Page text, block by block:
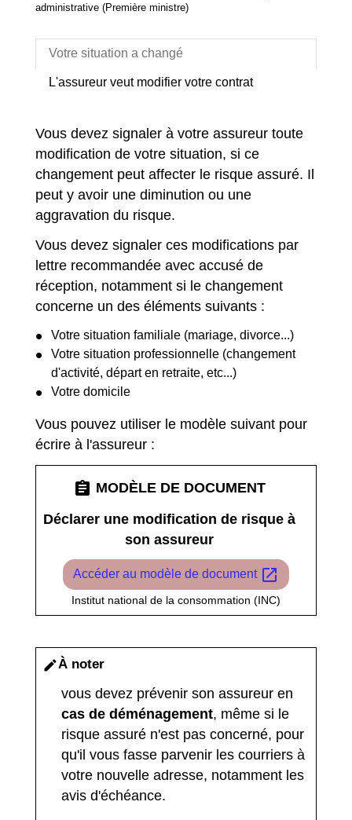
administrative (Première ministre)
Votre situation a changé
L'assureur veut modifier votre contrat
Vous devez signaler à votre assureur toute
modification de votre situation, si ce
changement peut affecter le risque assuré. Il
peut y avoir une diminution ou une
aggravation du risque.
Vous devez signaler ces modifications par
lettre recommandée avec accusé de
réception, notamment si le changement
concerne un des éléments suivants :
Votre situation familiale (mariage, divorce...)
Votre situation professionnelle (changement
d'activité, départ en retraite, etc...)
Votre domicile
Vous pouvez utiliser le modèle suivant pour
écrire à l'assureur :
assignment MODÈLE DE DOCUMENT
Déclarer une modification de risque à
son assureur
Accéder au modèle de document open_in_new
Institut national de la consommation (INC)
editÀ noter
vous devez prévenir son assureur en
cas de déménagement, même si le
risque assuré n'est pas concerné, pour
qu'il vous fasse parvenir les courriers à
votre nouvelle adresse, notamment les
avis d'échéance.